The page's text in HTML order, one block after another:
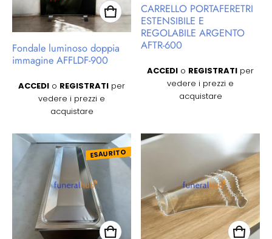
Fondale luminoso doppia
immagine AFFLDF-900
ACCEDI o REGISTRATI per
vedere i prezzi e
acquistare
CARRELLO PORTAFERETRI
ESTENSIBILE E
REGOLABILE ARGENTO
AFTR-600
ACCEDI o REGISTRATI per
vedere i prezzi e
acquistare
ESAURITO